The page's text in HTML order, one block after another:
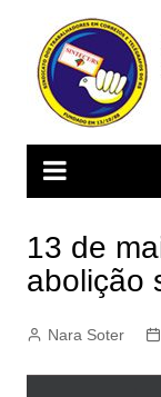
conteúdo
13 de
abolição
Nara Soter